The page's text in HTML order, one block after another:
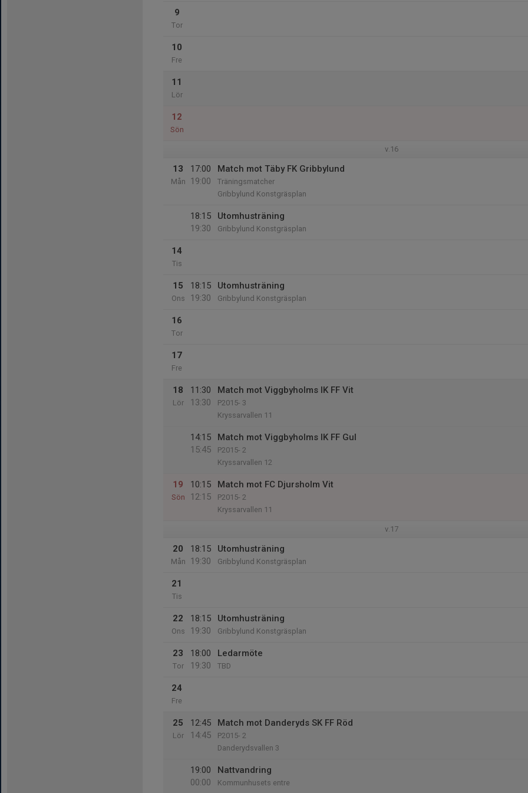
9
Tor
10
Fre
11
Lör
12
Sön
v.16
13
Mån
17:00
19:00
Match mot Täby FK Gribbylund
Träningsmatcher
Gribbylund Konstgräsplan
18:15
19:30
Utomhusträning
Gribbylund Konstgräsplan
14
Tis
15
Ons
18:15
19:30
Utomhusträning
Gribbylund Konstgräsplan
16
Tor
17
Fre
18
Lör
11:30
13:30
Match mot Viggbyholms IK FF Vit
P2015- 3
Kryssarvallen 11
14:15
15:45
Match mot Viggbyholms IK FF Gul
P2015- 2
Kryssarvallen 12
19
Sön
10:15
12:15
Match mot FC Djursholm Vit
P2015- 2
Kryssarvallen 11
v.17
20
Mån
18:15
19:30
Utomhusträning
Gribbylund Konstgräsplan
21
Tis
22
Ons
18:15
19:30
Utomhusträning
Gribbylund Konstgräsplan
23
Tor
18:00
19:30
Ledarmöte
TBD
24
Fre
25
Lör
12:45
14:45
Match mot Danderyds SK FF Röd
P2015- 2
Danderydsvallen 3
19:00
00:00
Nattvandring
Kommunhusets entre